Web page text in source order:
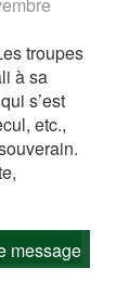
troupes
à sa
s’est
etc.,
message